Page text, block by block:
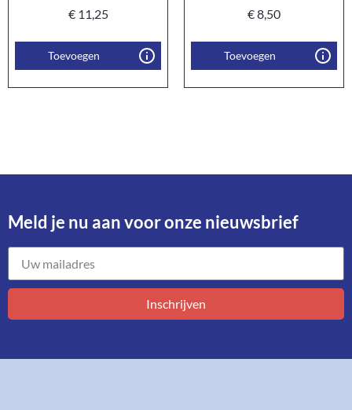
€11,25
Toevoegen
€8,50
Toevoegen
Meld je nu aan voor onze nieuwsbrief​
Inschrijven